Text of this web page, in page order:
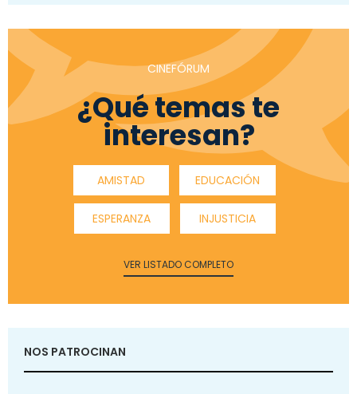
CINEFÓRUM
¿Qué temas te
interesan?
AMISTAD EDUCACIÓN
ESPERANZA INJUSTICIA
VER LISTADO COMPLETO
NOS PATROCINAN